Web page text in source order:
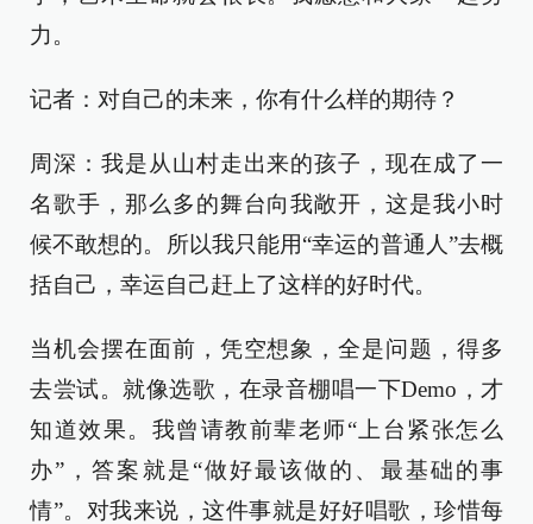
力。
记者：对自己的未来，你有什么样的期待？
周深：我是从山村走出来的孩子，现在成了一
名歌手，那么多的舞台向我敞开，这是我小时
候不敢想的。所以我只能用“幸运的普通人”去概
括自己，幸运自己赶上了这样的好时代。
当机会摆在面前，凭空想象，全是问题，得多
去尝试。就像选歌，在录音棚唱一下Demo，才
知道效果。我曾请教前辈老师“上台紧张怎么
办”，答案就是“做好最该做的、最基础的事
情”。对我来说，这件事就是好好唱歌，珍惜每